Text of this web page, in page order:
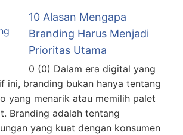
10 Alasan Mengapa
Branding Harus Menjadi
Prioritas Utama
0 (0) Dalam era digital yang
ini, branding bukan hanya tentang
yang menarik atau memilih palet
Branding adalah tentang
yang kuat dengan konsumen